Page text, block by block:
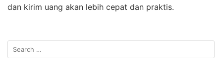
dan kirim uang akan lebih cepat dan praktis.